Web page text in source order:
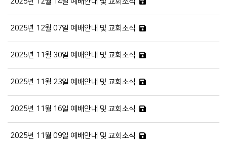
2025년 12월 07일 예배안내 및 교회소식
2025년 11월 30일 예배안내 및 교회소식
2025년 11월 23일 예배안내 및 교회소식
2025년 11월 16일 예배안내 및 교회소식
2025년 11월 09일 예배안내 및 교회소식